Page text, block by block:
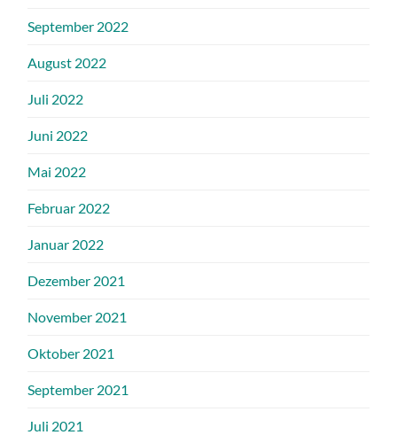
September 2022
August 2022
Juli 2022
Juni 2022
Mai 2022
Februar 2022
Januar 2022
Dezember 2021
November 2021
Oktober 2021
September 2021
Juli 2021